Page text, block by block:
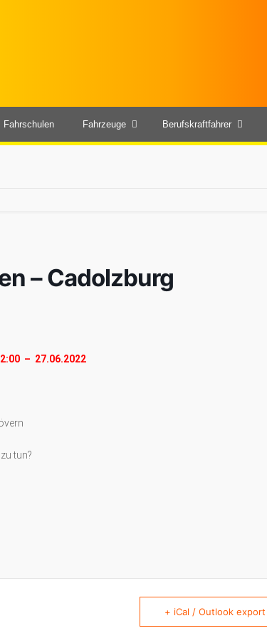
Fahrschulen Fahrzeuge Berufskraftfahrer
– Cadolzburg
– 27.06.2022
tun?
+ iCal / Outlook export